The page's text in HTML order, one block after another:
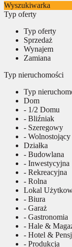
Wyszukiwarka
Typ oferty
Typ oferty
Sprzedaż
Wynajem
Zamiana
Typ nieruchomości
Typ
Dom
- 1/2 Domu
- Bliźniak
- Szeregowy
- Wolnostojący
Działka
- Budowlana
- Inwestycyjna
- Rekreacyjna
- Rolna
Lokal
- Biura
- Garaż
- Gastronomia
- Hale &
- Hotel &
- Produkcja